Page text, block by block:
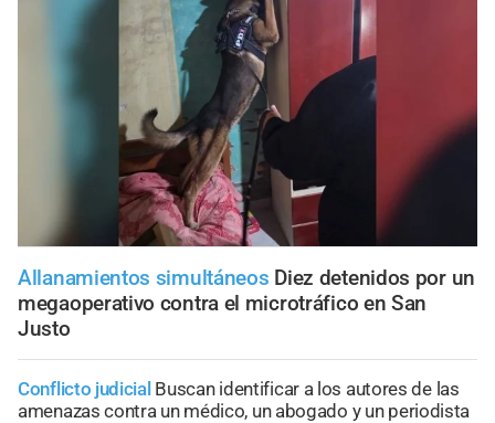
Allanamientos simultáneos Diez detenidos por un
megaoperativo contra el microtráfico en San
Justo
Conflicto judicial Buscan identificar a los autores de las
amenazas contra un médico, un abogado y un periodista